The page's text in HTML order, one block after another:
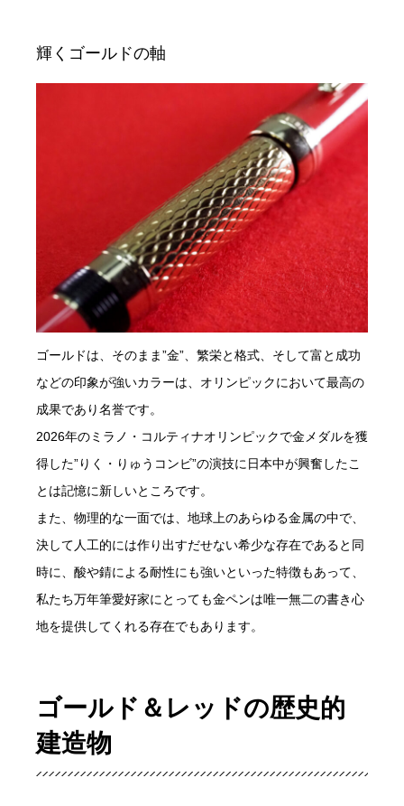
輝くゴールドの軸
ゴールドは、そのまま”金”、繁栄と格式、そして富と成功
などの印象が強いカラーは、オリンピックにおいて最高の
成果であり名誉です。
2026年のミラノ・コルティナオリンピックで金メダルを獲
得した”りく・りゅうコンビ”の演技に日本中が興奮したこ
とは記憶に新しいところです。
また、物理的な一面では、地球上のあらゆる金属の中で、
決して人工的には作り出すだせない希少な存在であると同
時に、酸や錆による耐性にも強いといった特徴もあって、
私たち万年筆愛好家にとっても金ペンは唯一無二の書き心
地を提供してくれる存在でもあります。
ゴールド＆レッドの歴史的
建造物